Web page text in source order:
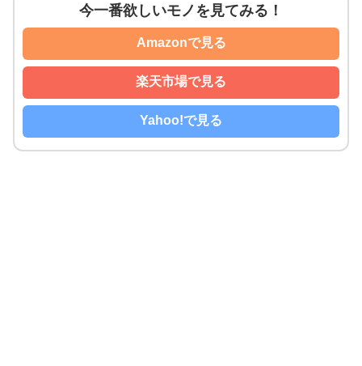
今一番欲しいモノを見てみる！
Amazonで見る
楽天市場で見る
Yahoo!で見る